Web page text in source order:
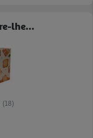
lhe...
(18)